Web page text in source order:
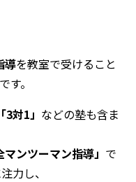
導を教室で受けること
です。
対1」 などの塾も含ま
マンツーマン指導」 で
力し、